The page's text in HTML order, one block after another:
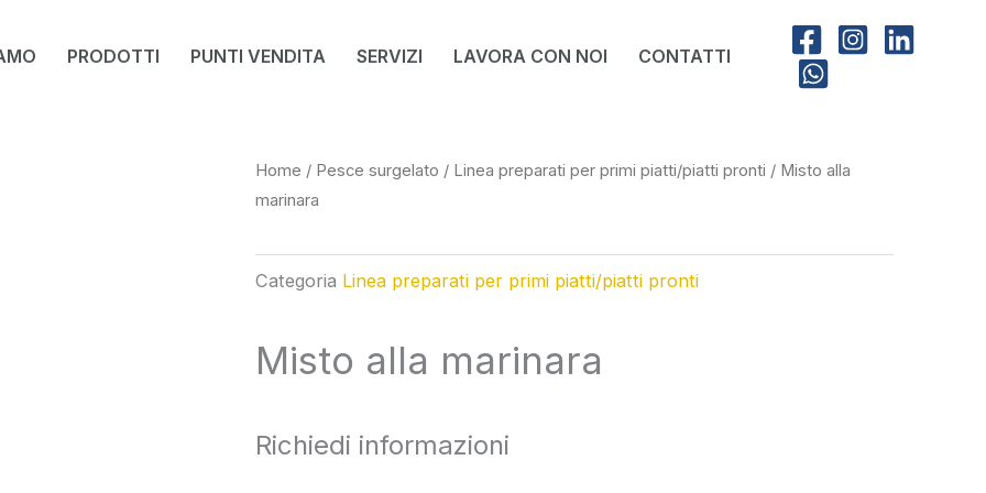
PRODOTTI PUNTI VENDITA SERVIZI LAVORA CON NOI CONTATTI
Home / Pesce surgelato / Linea preparati per primi piatti/piatti pronti / Misto alla
marinara
Categoria Linea preparati per primi piatti/piatti pronti
Misto alla marinara
Richiedi informazioni